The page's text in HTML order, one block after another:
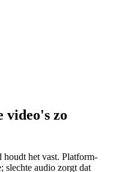
video's zo
houdt het vast. Platform-
slechte audio zorgt dat